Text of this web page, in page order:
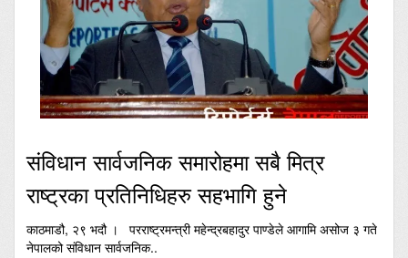
संविधान सार्वजनिक समारोहमा सबै मित्र
राष्ट्रका प्रतिनिधिहरु सहभागि हुने
काठमाडौ, २९ भदौ । परराष्ट्रमन्त्री महेन्द्रबहादुर पाण्डेले आगामि असोज ३ गते
नेपालको संविधान सार्वजनिक..